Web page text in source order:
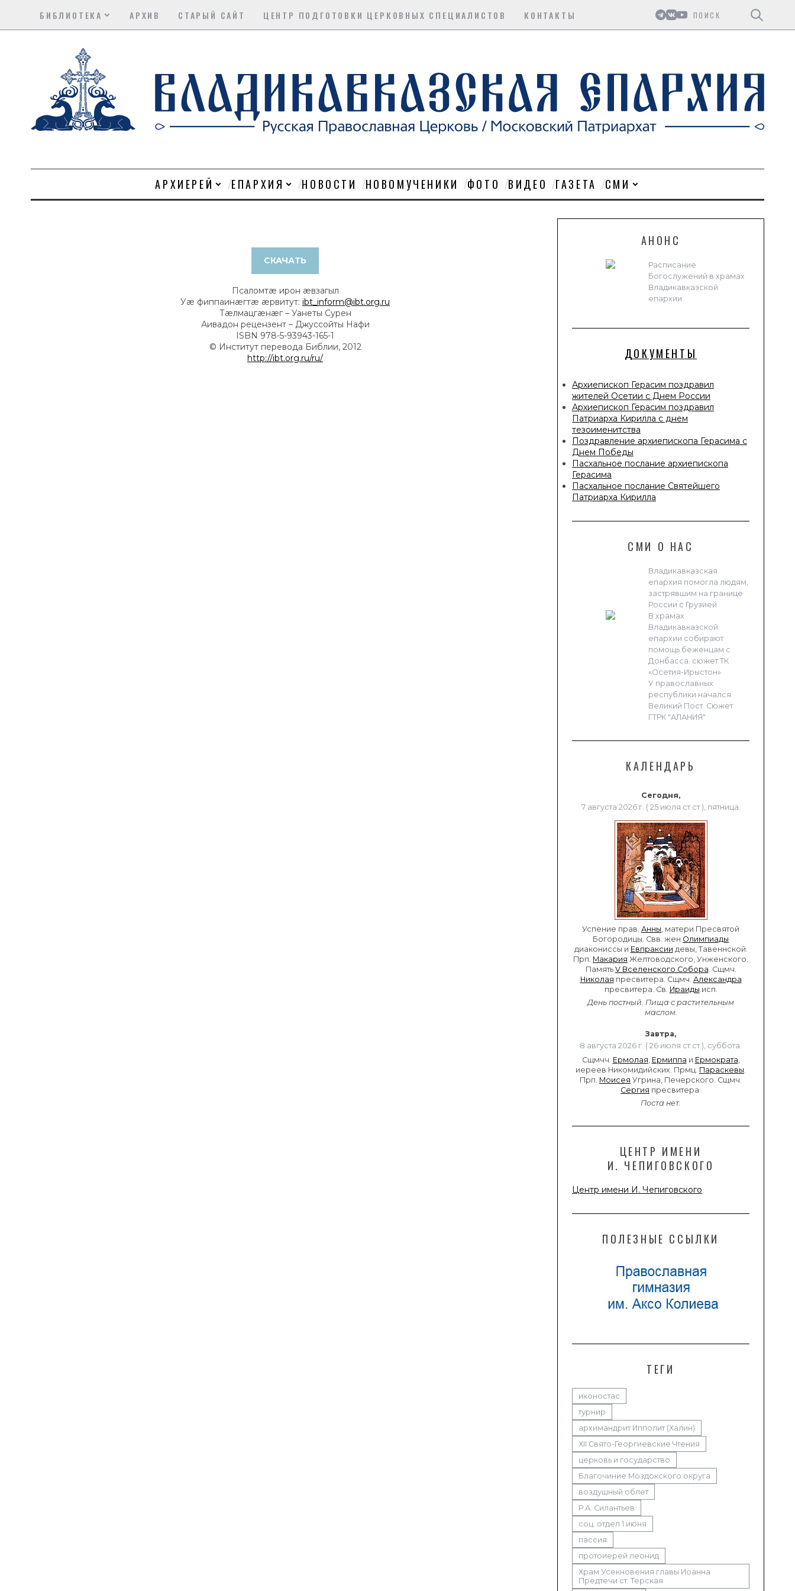
БИБЛИОТЕКА АРХИВ СТАРЫЙ САЙТ ЦЕНТР ПОДГОТОВКИ ЦЕРКОВНЫХ СПЕЦИАЛИСТОВ КОНТАКТЫ
АРХИЕРЕЙ ЕПАРХИЯ НОВОСТИ НОВОМУЧЕНИКИ ФОТО ВИДЕО ГАЗЕТА СМИ
АНОНС
Расписание
Богослужений в храмах
Владикавказской
епархии
ДОКУМЕНТЫ
Архиепископ Герасим поздравил
жителей Осетии с Днем России
Архиепископ Герасим поздравил
Патриарха Кирилла с днем
тезоименитства
Поздравление архиепископа Герасима с
Днем Победы
Пасхальное послание архиепископа
Герасима
Пасхальное послание Святейшего
Патриарха Кирилла
СМИ О НАС
Владикавказская
епархия помогла людям,
застрявшим на границе
России с Грузией
В храмах
Владикавказской
епархии собирают
помощь беженцам с
Донбасса. сюжет ТК
«Осетия-Ирыстон»
У православных
республики начался
Великий Пост. Сюжет
ГТРК "АЛАНИЯ"
КАЛЕНДАРЬ
Сегодня,
7 августа 2026 г. ( 25 июля ст.ст.), пятница.
Успение прав. Анны , матери Пресвятой
Богородицы. Свв. жен Олимпиады
диакониссы и Евпраксии девы, Тавеннской.
Прп. Макария Желтоводского, Унженского.
Память V Вселенского Собора . Сщмч.
Николая пресвитера. Сщмч. Александра
пресвитера. Св. Ираиды исп.
День постный. Пища с растительным
маслом.
Завтра,
8 августа 2026 г. ( 26 июля ст.ст.), суббота.
Сщмчч. Ермолая Ермиппа и Ермократа
иереев Никомидийских. Прмц. Параскевы
Прп. Моисея Угрина, Печерского. Сщмч.
Сергия пресвитера.
Поста нет.
ЦЕНТР ИМЕНИ
И. ЧЕПИГОВСКОГО
Центр имени И. Чепиговского
ПОЛЕЗНЫЕ ССЫЛКИ
ТЕГИ
иконостас
турнир
архимандрит Ипполит (Халин)
XII Свято-Георгиевские Чтения
церковь и государство
Благочиние Моздокского округа
воздушный облет
Р.А. Силантьев
соц. отдел 1 июня
пассия
протоиерей леонид
Храм Усекновения главы Иоанна
Предтечи ст. Терская
СКАЧАТЬ
Псаломтæ ирон æвзагыл
Уæ фиппаинæгтæ æрвитут: ibt_inform@ibt.org.ru
Тæлмацгæнæг – Уанеты Сурен
Аивадон рецензент – Джуссойты Нафи
ISBN 978-5-93943-165-1
© Институт перевода Библии, 2012
http://ibt.org.ru/ru/